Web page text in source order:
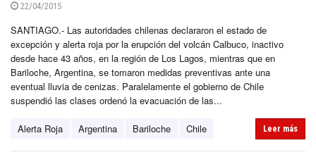
22/04/2015
SANTIAGO.- Las autoridades chilenas declararon el estado de
excepción y alerta roja por la erupción del volcán Calbuco, inactivo
desde hace 43 años, en la región de Los Lagos, mientras que en
Bariloche, Argentina, se tomaron medidas preventivas ante una
eventual lluvia de cenizas. Paralelamente el gobierno de Chile
suspendió las clases ordenó la evacuación de las...
Alerta Roja Argentina Bariloche Chile Leer más